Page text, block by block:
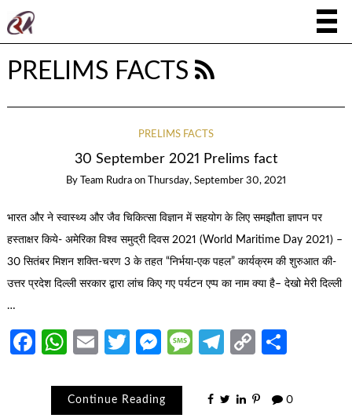
PRELIMS FACTS
PRELIMS FACTS
30 September 2021 Prelims fact
By Team Rudra on Thursday, September 30, 2021
भारत और ने स्वास्थ्य और जैव चिकित्सा विज्ञान में सहयोग के लिए समझौता ज्ञापन पर
हस्ताक्षर किये- अमेरिका विश्व समुद्री दिवस 2021 (World Maritime Day 2021) –
30 सितंबर मिशन शक्ति-चरण 3 के तहत “निर्भया-एक पहल” कार्यक्रम की शुरुआत की-
उत्तर प्रदेश दिल्ली सरकार द्वारा लांच किए गए पर्यटन एप्प का नाम क्या है– देखो मेरी दिल्ली
…
Facebook
WhatsApp
EmailTwitter
Messenger
Message
Telegram
Copy
Continue Reading 0